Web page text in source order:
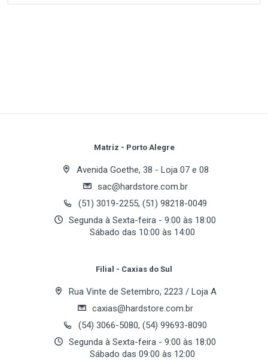
Expansão
Baias 5.25"
Baias 3.5" Externa
Slots de Expansão
Your Name
Email Address
Matriz - Porto Alegre
Avenida Goethe, 38 - Loja 07 e 08
sac@hardstore.com.br
(51) 3019-2255, (51) 98218-0049
Segunda à Sexta-feira - 9:00 às 18:00
Sábado das 10:00 às 14:00
Filial - Caxias do Sul
Rua Vinte de Setembro, 2223 / Loja A
caxias@hardstore.com.br
(54) 3066-5080, (54) 99693-8090
Segunda à Sexta-feira - 9:00 às 18:00
Sábado das 09:00 às 12:00